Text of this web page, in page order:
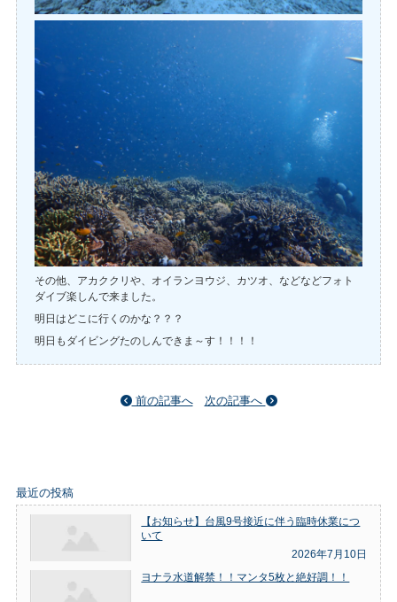
その他、アカククリや、オイランヨウジ、カツオ、などなどフォト
ダイブ楽しんで来ました。
明日はどこに行くのかな？？？
明日もダイビングたのしんできま～す！！！！
前の記事へ 次の記事へ
最近の投稿
【お知らせ】台風9号接近に伴う臨時休業につ
いて
2026年7月10日
ヨナラ水道解禁！！マンタ5枚と絶好調！！